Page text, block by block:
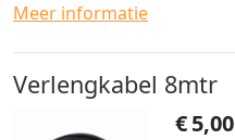
Meer informatie
Verlengkabel 8mtr
€5,00